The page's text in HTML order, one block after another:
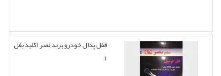
قفل پدال خودرو برند نصر (کلید بغل
)